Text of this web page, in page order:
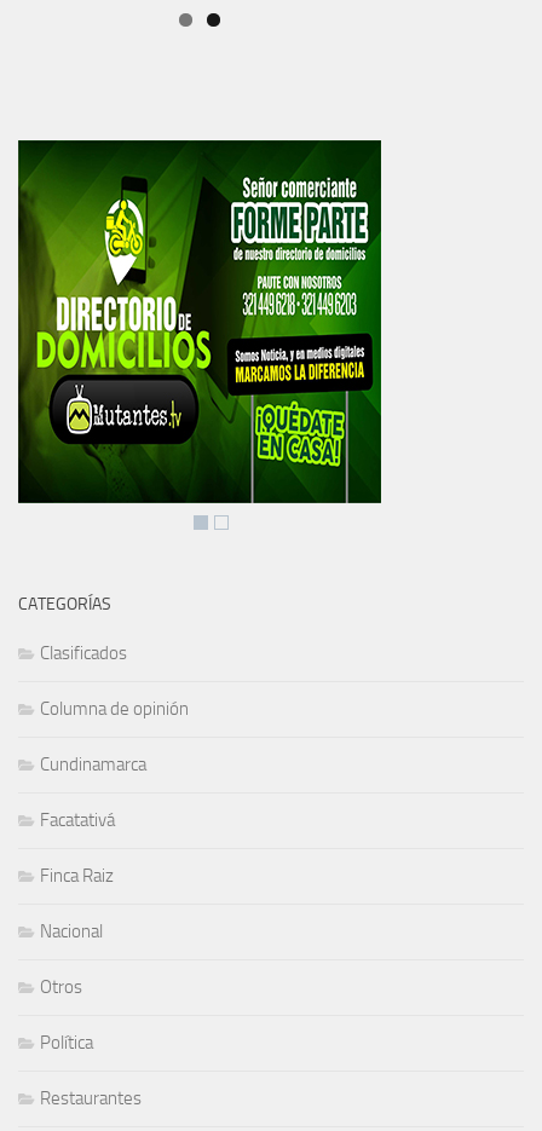
CATEGORÍAS
Clasificados
Columna de opinión
Cundinamarca
Facatativá
Finca Raiz
Nacional
Otros
Política
Restaurantes